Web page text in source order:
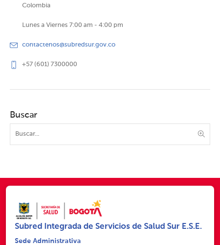
Colombia
Lunes a Viernes 7:00 am - 4:00 pm
contactenos@subredsur.gov.co
+57 (601) 7300000
Buscar
Subred Integrada de Servicios de Salud Sur E.S.E.
Sede Administrativa